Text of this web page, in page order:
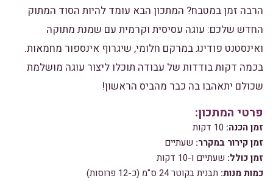
הרבה זמן במטבח? המתכון הבא עומד להיות הסוד המתוק
החדש שלכם: עוגה עסיסית וקרמית עם שמנת מתוקה
ואינסטנט פודינג במרקם חלומי, שיגרוף אינספור מחמאות.
בכמה דקות בודדות של עבודה תוכלו ליצור עוגה מושלמת
שכולם יתאהבו בה כבר מהביס הראשון!
פרטי המתכון:
זמן הכנה:
זמן קירור במקרר: שעתיים
זמן כולל: שעתיים ו-10 דקות
כמות מנות: תבנית בקוטר 24 ס"מ (כ-12 פרוסות)